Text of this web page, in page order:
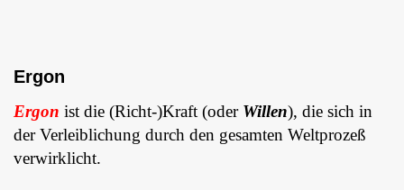
Ergon
Ergon ist die (Richt-)Kraft (oder Willen), die sich in
der Verleiblichung durch den gesamten Weltprozeß
verwirklicht.